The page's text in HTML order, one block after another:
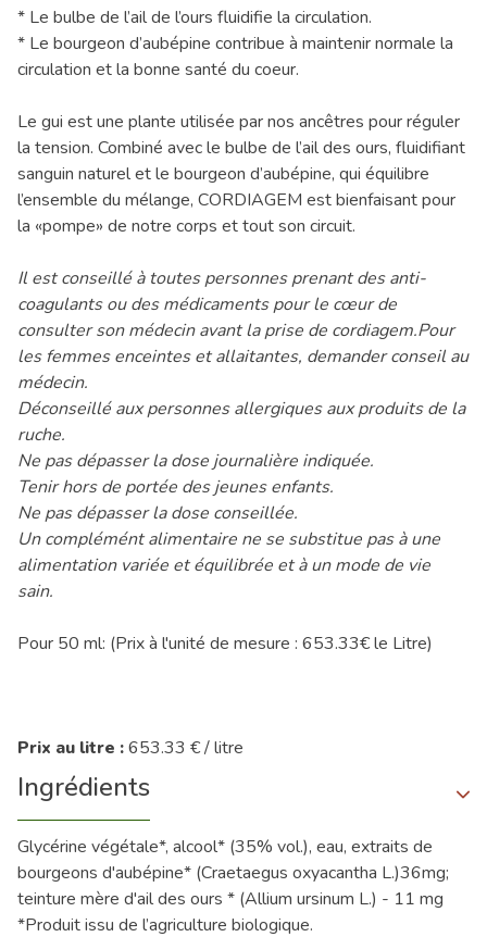
* Le bulbe de l’ail de l’ours fluidifie la circulation.
* Le bourgeon d’aubépine contribue à maintenir normale la
circulation et la bonne santé du coeur.
Le gui est une plante utilisée par nos ancêtres pour réguler
la tension. Combiné avec le bulbe de l’ail des ours, fluidifiant
sanguin naturel et le bourgeon d’aubépine, qui équilibre
l’ensemble du mélange, CORDIAGEM est bienfaisant pour
la «pompe» de notre corps et tout son circuit.
Il est conseillé à toutes personnes prenant des anti-
coagulants ou des médicaments pour le cœur de
consulter son médecin avant la prise de cordiagem.Pour
les femmes enceintes et allaitantes, demander conseil au
médecin.
Déconseillé aux personnes allergiques aux produits de la
ruche.
Ne pas dépasser la dose journalière indiquée.
Tenir hors de portée des jeunes enfants.
Ne pas dépasser la dose conseillée.
Un complémént alimentaire ne se substitue pas à une
alimentation variée et équilibrée et à un mode de vie
sain.
Pour 50 ml: (Prix à l'unité de mesure : 653.33€ le Litre)
Prix au litre :653.33 € / litre
Ingrédients
Glycérine végétale*, alcool* (35% vol.), eau, extraits de
bourgeons d'aubépine* (Craetaegus oxyacantha L.)36mg;
teinture mère d'ail des ours * (Allium ursinum L.) - 11 mg
*Produit issu de l’agriculture biologique.